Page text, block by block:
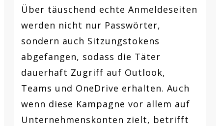
Über täuschend echte Anmeldeseiten
werden nicht nur Passwörter,
sondern auch Sitzungstokens
abgefangen, sodass die Täter
dauerhaft Zugriff auf Outlook,
Teams und OneDrive erhalten. Auch
wenn diese Kampagne vor allem auf
Unternehmenskonten zielt, betrifft